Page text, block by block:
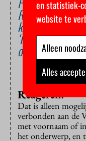
Rector stapt op
klacht
‘Ik heb lang
of zeiler?’
Reageren?
Dat is alleen
verbonden aan de
met voornaam of
het onderwerp, en
en statistiek-
website te
Alleen
Alles